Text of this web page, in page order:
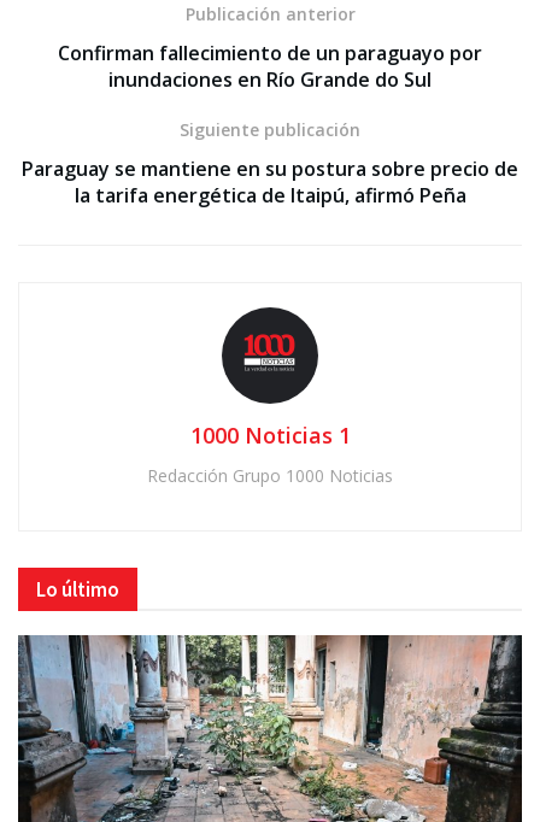
Publicación anterior
Confirman fallecimiento de un paraguayo por
inundaciones en Río Grande do Sul
Siguiente publicación
Paraguay se mantiene en su postura sobre precio de
la tarifa energética de Itaipú, afirmó Peña
1000 Noticias 1
Redacción Grupo 1000 Noticias
Lo último